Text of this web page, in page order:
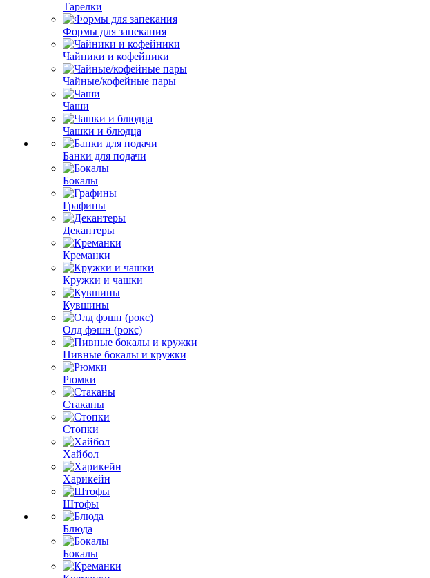
Тарелки
Формы для запекания
Чайники и кофейники
Чайные/кофейные пары
Чаши
Чашки и блюдца
Банки для подачи
Бокалы
Графины
Декантеры
Креманки
Кружки и чашки
Кувшины
Олд фэшн (рокс)
Пивные бокалы и кружки
Рюмки
Стаканы
Стопки
Хайбол
Харикейн
Штофы
Блюда
Бокалы